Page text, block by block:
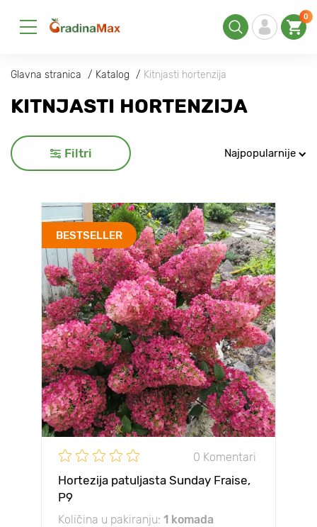
0
Glavna stranica Katalog Kitnjasti hortenzija
KITNJASTI HORTENZIJA
Filtri Najpopularnije
BESTSELLER
0 Komentari
Hortezija patuljasta Sunday Fraise,
P9
Količina u pakiranju: 1 komada